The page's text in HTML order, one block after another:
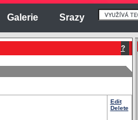
Galerie Srazy
?
Edit
Delete